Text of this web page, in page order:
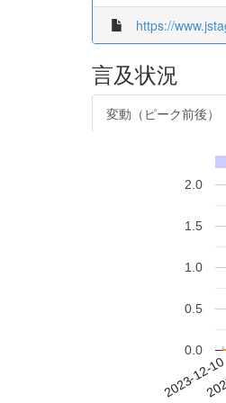
https://
言及状況
変動（ピーク前後）
2023-12-10
0.0
0.5
1.0
1.5
2.0